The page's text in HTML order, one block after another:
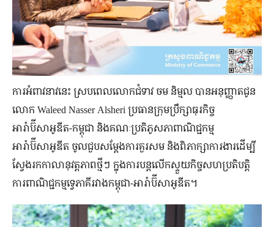
ការអំពាវនាវនេះ ស្របពេលលោកជំទាវ ចម និម្មល បានអនុញ្ញាតជូន
លោក Waleed Nasser Alsheri ប្រធានក្រុមប្រឹក្សាធុរកិច្ច
អារ៉ាប៊ីសាអូឌីត-កម្ពុជា និងគណៈប្រតិភូសភាពាណិជ្ជកម្ម
អារ៉ាប៊ីសាអូឌីត ចូលជួបសម្តែងការគួរសម និងពិភាក្សាការងារដើម្បី
ស្វែងរកកាលានុវត្តភាពថ្មីៗ ក្នុងការបន្តលើកស្ទួយកិច្ចសហប្រតិបត្តិ
ការពាណិជ្ជកម្មទ្វេភាគីរវាងកម្ពុជា-អារ៉ាប៊ីសាអូឌីត។